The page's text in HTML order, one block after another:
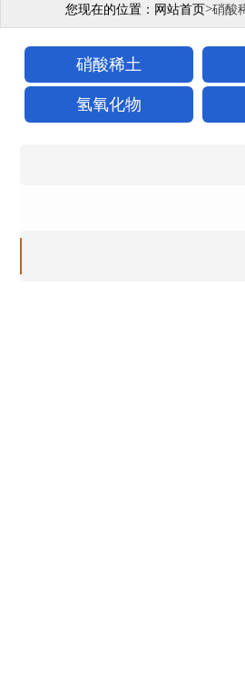
您现在的位置： 网站首页>硝酸
硝酸稀土
氢氧化物